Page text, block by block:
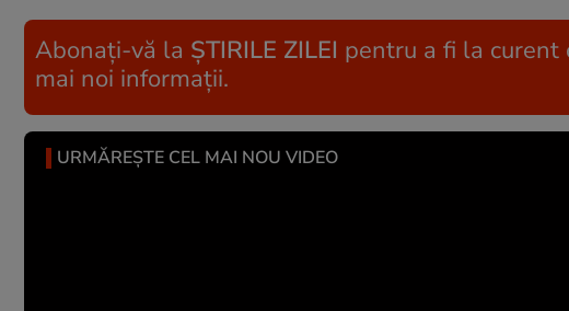
Abonați-vă la ȘTIRILE ZILEI pentru a fi la curent
mai noi informații.
URMĂREȘTE CEL MAI NOU VIDEO